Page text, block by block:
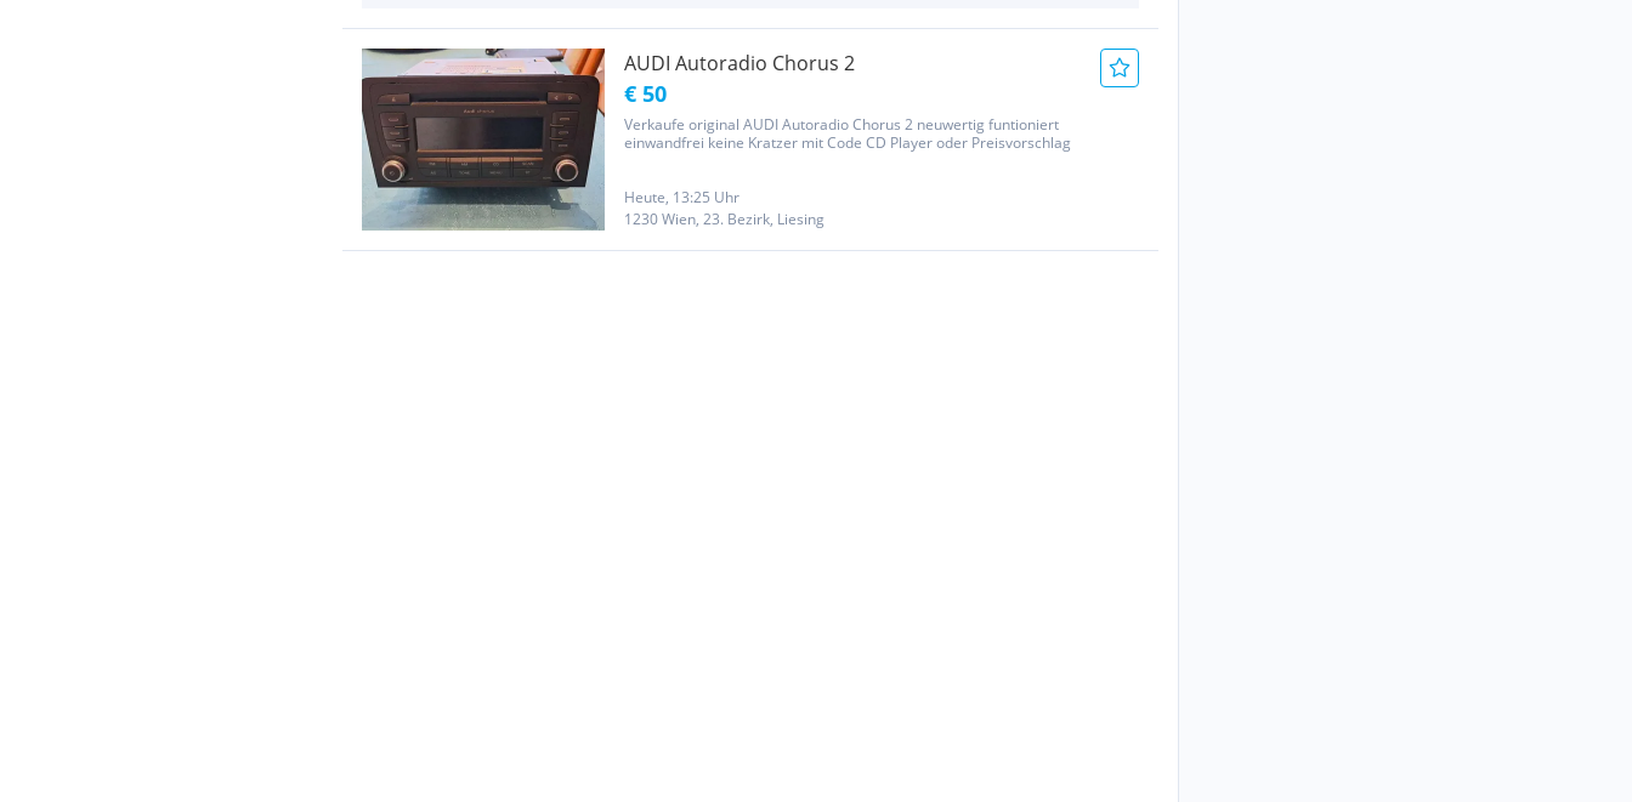
AUDI Autoradio Chorus 2
€ 50
Verkaufe original AUDI Autoradio Chorus 2 neuwertig funtioniert
einwandfrei keine Kratzer mit Code CD Player oder Preisvorschlag
Heute, 13:25 Uhr
1230 Wien, 23. Bezirk, Liesing